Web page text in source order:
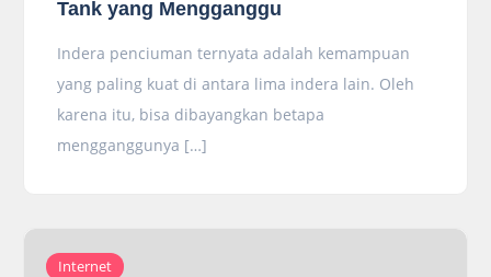
Tank yang Mengganggu
Indera penciuman ternyata adalah kemampuan
yang paling kuat di antara lima indera lain. Oleh
karena itu, bisa dibayangkan betapa
mengganggunya […]
Internet